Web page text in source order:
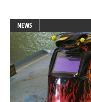
NEWS